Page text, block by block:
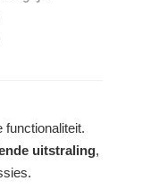
uitstraling,